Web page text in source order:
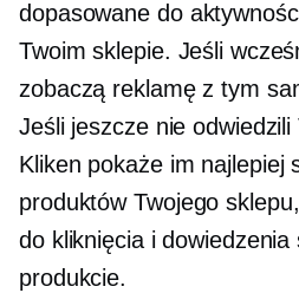
dopasowane do
Twoim sklepie. Jeśli
zobaczą reklamę z tym
Jeśli jeszcze nie odwiedzili
Kliken pokaże im najlepiej
produktów Twojego
do kliknięcia i dowiedzenia
produkcie.